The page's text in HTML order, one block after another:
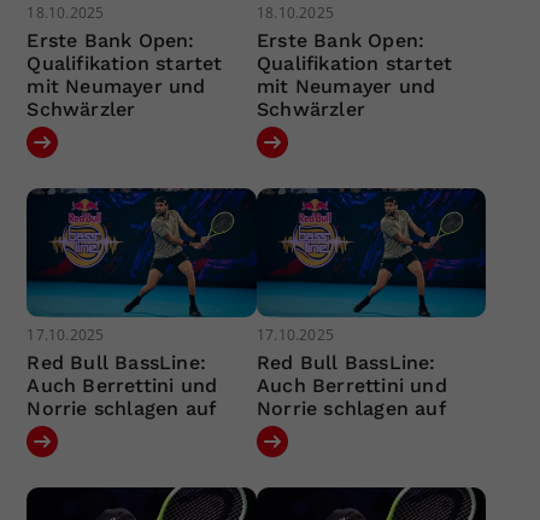
18.10.2025
Erste Bank Open:
Qualifikation startet
mit Neumayer und
Schwärzler
18.10.2025
Erste Bank Open:
Qualifikation startet
mit Neumayer und
Schwärzler
17.10.2025
Red Bull BassLine:
Auch Berrettini und
Norrie schlagen auf
17.10.2025
Red Bull BassLine:
Auch Berrettini und
Norrie schlagen auf